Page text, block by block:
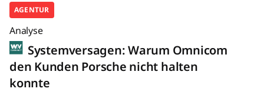
AGENTUR
Analyse
Systemversagen: Warum Omnicom
den Kunden Porsche nicht halten
konnte